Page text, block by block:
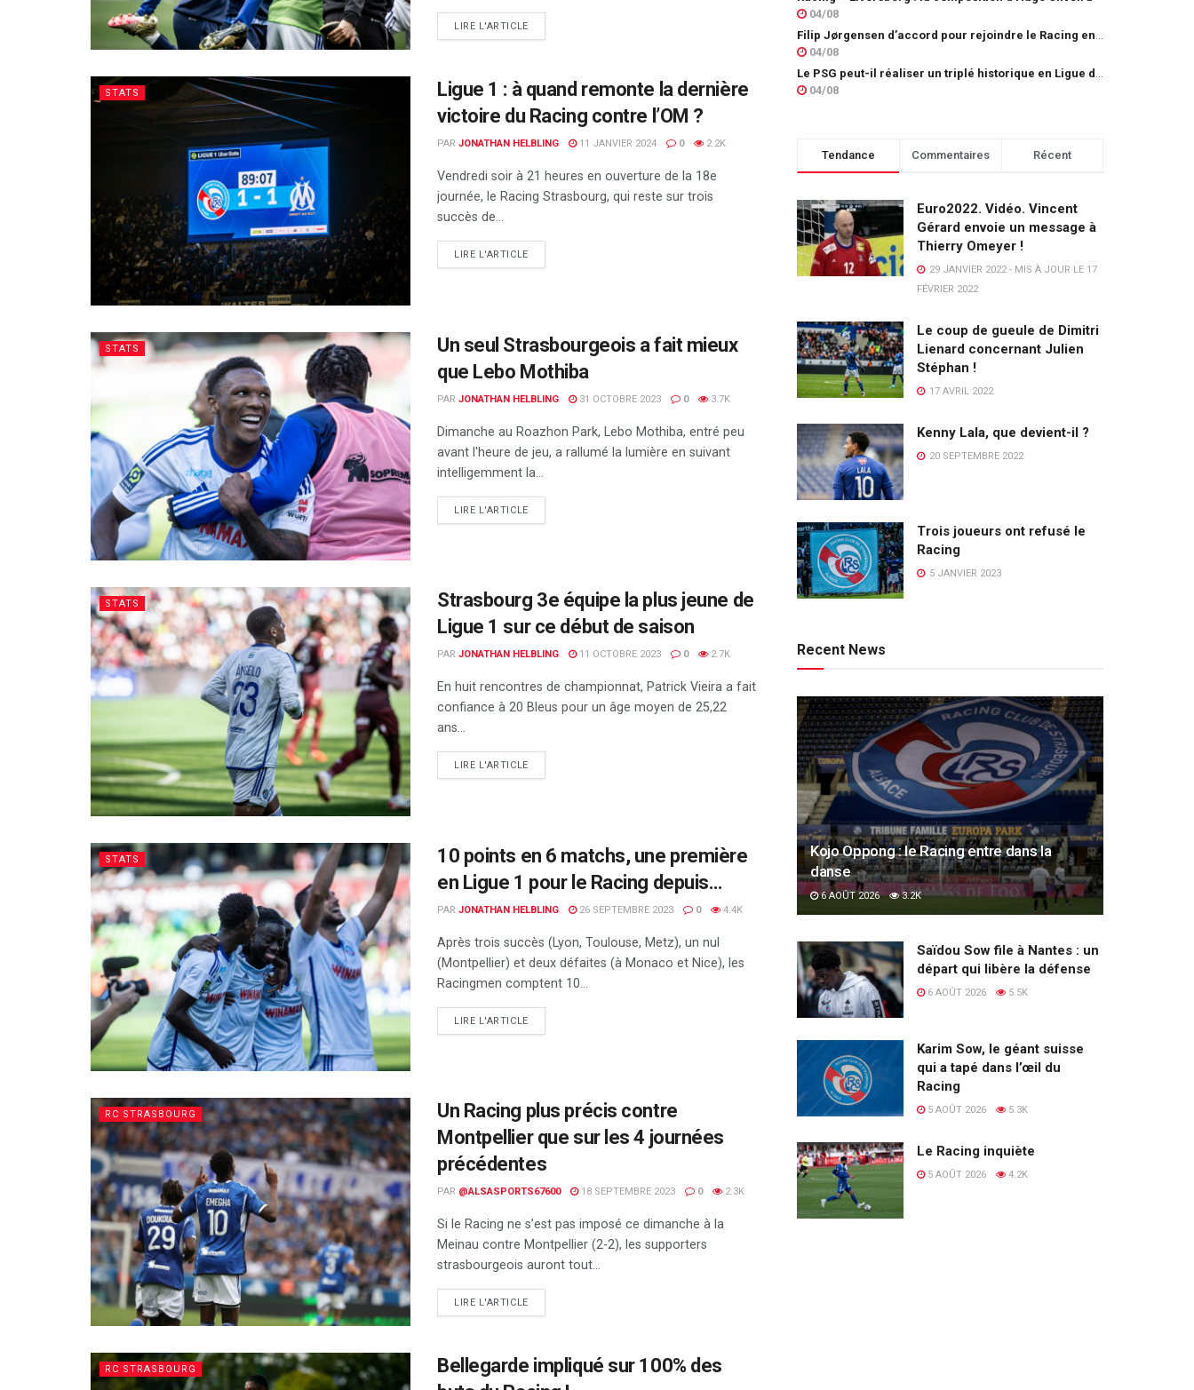
LIRE L'ARTICLEDETAILS
STATS
Ligue 1 : à quand remonte la dernière
victoire du Racing contre l’OM ?
PAR JONATHAN HELBLING 11 JANVIER 2024 0 2.2K
Vendredi soir à 21 heures en ouverture de la 18e
journée, le Racing Strasbourg, qui reste sur trois
succès de...
LIRE L'ARTICLEDETAILS
STATS
Un seul Strasbourgeois a fait mieux
que Lebo Mothiba
PAR JONATHAN HELBLING 31 OCTOBRE 2023 0 3.7K
Dimanche au Roazhon Park, Lebo Mothiba, entré peu
avant l'heure de jeu, a rallumé la lumière en suivant
intelligemment la...
LIRE L'ARTICLEDETAILS
STATS
Strasbourg 3e équipe la plus jeune de
Ligue 1 sur ce début de saison
PAR JONATHAN HELBLING 11 OCTOBRE 2023 0 2.7K
En huit rencontres de championnat, Patrick Vieira a fait
confiance à 20 Bleus pour un âge moyen de 25,22
ans...
LIRE L'ARTICLEDETAILS
STATS
10 points en 6 matchs, une première
en Ligue 1 pour le Racing depuis…
PAR JONATHAN HELBLING 26 SEPTEMBRE 2023 0 4.4K
Après trois succès (Lyon, Toulouse, Metz), un nul
(Montpellier) et deux défaites (à Monaco et Nice), les
Racingmen comptent 10...
LIRE L'ARTICLEDETAILS
RC STRASBOURG
Un Racing plus précis contre
Montpellier que sur les 4 journées
précédentes
PAR @ALSASPORTS67600 18 SEPTEMBRE 2023 0 2.3K
Si le Racing ne s’est pas imposé ce dimanche à la
Meinau contre Montpellier (2-2), les supporters
strasbourgeois auront tout...
LIRE L'ARTICLEDETAILS
RC STRASBOURG
Bellegarde impliqué sur 100% des
04/08
04/08
04/08
Tendance Commentaires Récent
Euro2022. Vidéo. Vincent
Gérard envoie un message à
Thierry Omeyer !
29 JANVIER 2022 - MIS À JOUR LE 17
FÉVRIER 2022
Le coup de gueule de Dimitri
Lienard concernant Julien
Stéphan !
17 AVRIL 2022
Kenny Lala, que devient-il ?
20 SEPTEMBRE 2022
Trois joueurs ont refusé le
Racing
5 JANVIER 2023
Recent News
Kojo Oppong : le Racing entre dans la
danse
6 AOÛT 2026 3.2K
Saïdou Sow file à Nantes : un
départ qui libère la défense
6 AOÛT 2026 5.5K
Karim Sow, le géant suisse
qui a tapé dans l’œil du
Racing
5 AOÛT 2026 5.3K
Le Racing inquiète
5 AOÛT 2026 4.2K